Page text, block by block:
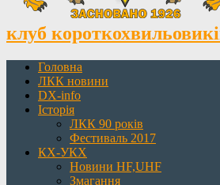
клуб
Головна
ЛКК новини
DX-info
Історія
ЛКК 90 років
Фестиваль 2017
КХ-УКХ
Новини HF,UHF
Змагання